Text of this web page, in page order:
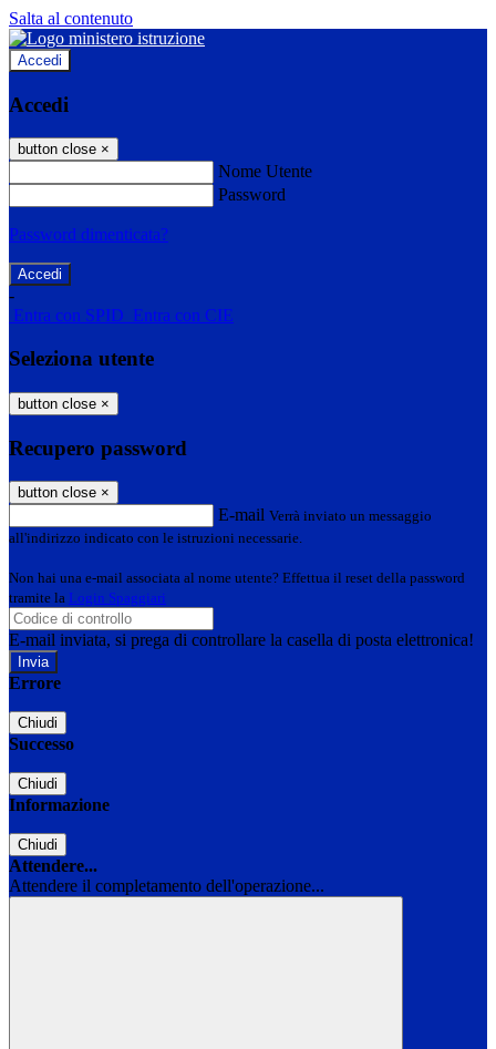
Salta al contenuto
Accedi
Accedi
button close ×
Nome Utente
Password
Password dimenticata?
-
Entra con SPID Entra con CIE
Seleziona utente
button close ×
Recupero password
button close ×
E-mail Verrà inviato un messaggio
all'indirizzo indicato con le istruzioni necessarie.
Non hai una e-mail associata al nome utente? Effettua il reset della password
tramite la Login Spaggiari
E-mail inviata, si prega di controllare la casella di posta elettronica!
Errore
Chiudi
Successo
Chiudi
Informazione
Chiudi
Attendere...
Attendere il completamento dell'operazione...